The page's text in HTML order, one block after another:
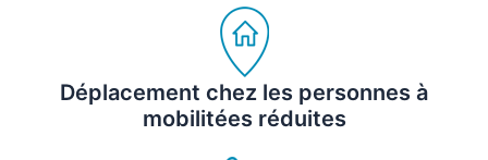
Déplacement chez les personnes à
mobilitées réduites